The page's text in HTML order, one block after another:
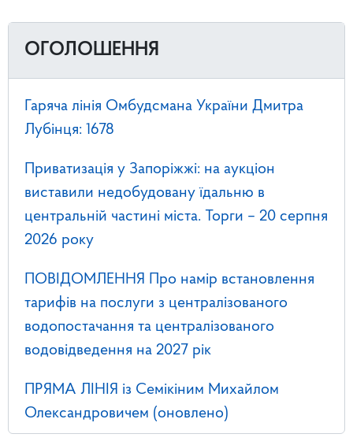
ОГОЛОШЕННЯ
Гаряча лінія Омбудсмана України Дмитра
Лубінця: 1678
Приватизація у Запоріжжі: на аукціон
виставили недобудовану їдальню в
центральній частині міста. Торги – 20 серпня
2026 року
ПОВІДОМЛЕННЯ Про намір встановлення
тарифів на послуги з централізованого
водопостачання та централізованого
водовідведення на 2027 рік
ПРЯМА ЛІНІЯ із Семікіним Михайлом
Олександровичем (оновлено)